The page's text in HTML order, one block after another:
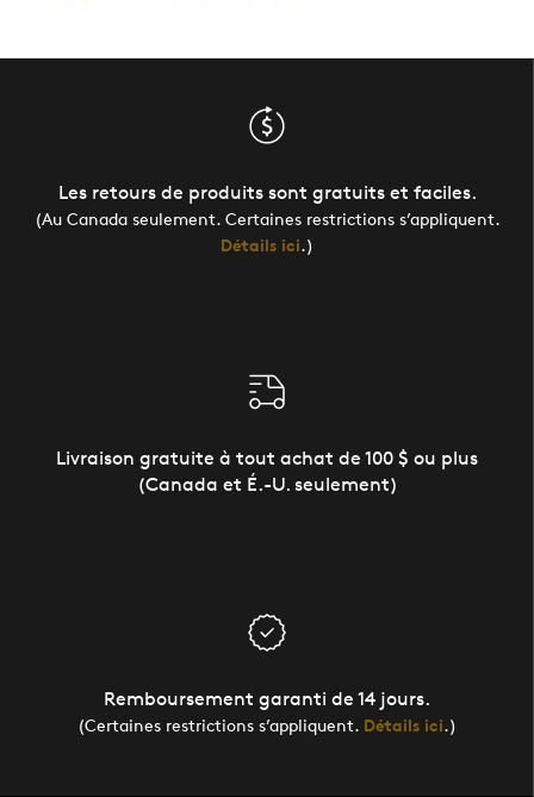
Les retours de produits sont gratuits et faciles.
(Au Canada seulement. Certaines restrictions s’appliquent.
Détails ici.)
Livraison gratuite à tout achat de 100 $ ou plus
(Canada et É.-U. seulement)
Remboursement garanti de 14 jours.
(Certaines restrictions s’appliquent. Détails ici.)